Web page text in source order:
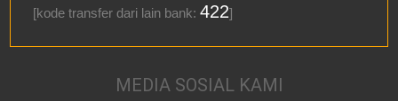
[kode transfer dari lain bank:422]
MEDIA SOSIAL KAMI